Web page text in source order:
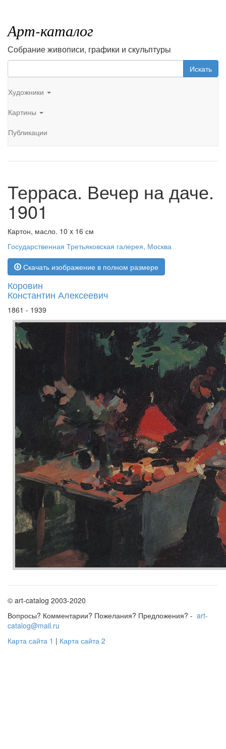
Арт-каталог
Собрание живописи, графики и скульптуры
Искать
Художники
Картины
Публикации
Терраса. Вечер на даче.
1901
Картон, масло. 10 x 16 см
Государственная Третьяковская галерея, Москва
Скачать изображение в полном размере
Коровин
Константин Алексеевич
1861 - 1939
© art-catalog 2003-2020
Вопросы? Комментарии? Пожелания? Предложения? - art-
catalog@mail.ru
Карта сайта 1 | Карта сайта 2